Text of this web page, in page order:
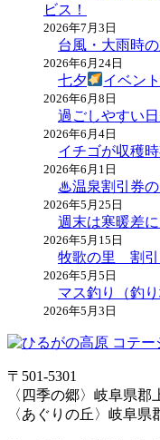
ビス！
2026年7月3日
台風・大雨時
2026年6月24日
七夕 イベン
2026年6月8日
過ごしやすい
2026年6月4日
イチゴが収穫
2026年6月1日
♨温泉割引券
2026年5月25日
週末は寒暖差
2026年5月15日
牧歌の里 割引
2026年5月5日
マス釣り（釣
2026年5月3日
〒501-5301
〈四季の郷〉岐阜県郡
〈あぐりの丘〉岐阜県